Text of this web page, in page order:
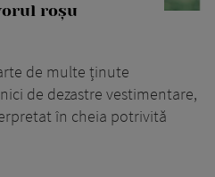
roșu
de multe ținute
de dezastre vestimentare,
în cheia potrivită